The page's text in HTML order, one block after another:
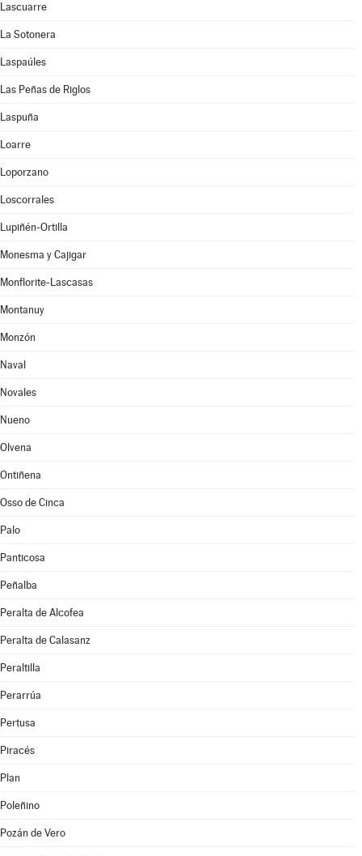
Lascuarre
La Sotonera
Laspaúles
Las Peñas de Riglos
Laspuña
Loarre
Loporzano
Loscorrales
Lupiñén-Ortilla
Monesma y Cajigar
Monflorite-Lascasas
Montanuy
Monzón
Naval
Novales
Nueno
Olvena
Ontiñena
Osso de Cinca
Palo
Panticosa
Peñalba
Peralta de Alcofea
Peralta de Calasanz
Peraltilla
Perarrúa
Pertusa
Piracés
Plan
Poleñino
Pozán de Vero